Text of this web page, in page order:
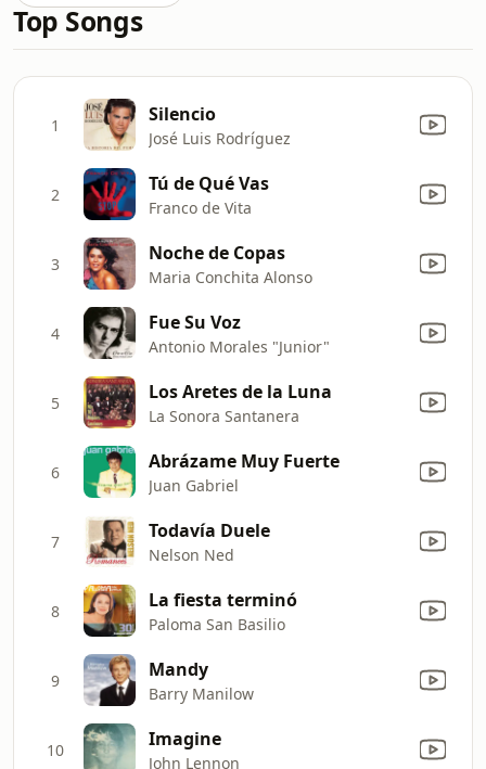
Top Songs
1 Silencio
José Luis Rodríguez
2 Tú de Qué Vas
Franco de Vita
3 Noche de Copas
Maria Conchita Alonso
4 Fue Su Voz
Antonio Morales "Junior"
5 Los Aretes de la Luna
La Sonora Santanera
6 Abrázame Muy Fuerte
Juan Gabriel
7 Todavía Duele
Nelson Ned
8 La fiesta terminó
Paloma San Basilio
9 Mandy
Barry Manilow
10 Imagine
John Lennon